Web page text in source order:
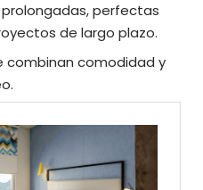
perfectas
de largo plazo.
combinan comodidad y